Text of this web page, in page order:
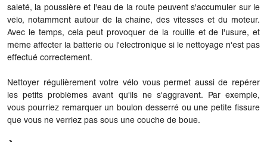
saleté, la poussière et l'eau de la route peuvent s'accumuler sur le
vélo, notamment autour de la chaîne, des vitesses et du moteur.
Avec le temps, cela peut provoquer de la rouille et de l'usure, et
même affecter la batterie ou l'électronique si le nettoyage n'est pas
effectué correctement.
Nettoyer régulièrement votre vélo vous permet aussi de repérer
les petits problèmes avant qu'ils ne s'aggravent. Par exemple,
vous pourriez remarquer un boulon desserré ou une petite fissure
que vous ne verriez pas sous une couche de boue.